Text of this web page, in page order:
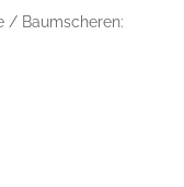
/ Baumscheren: